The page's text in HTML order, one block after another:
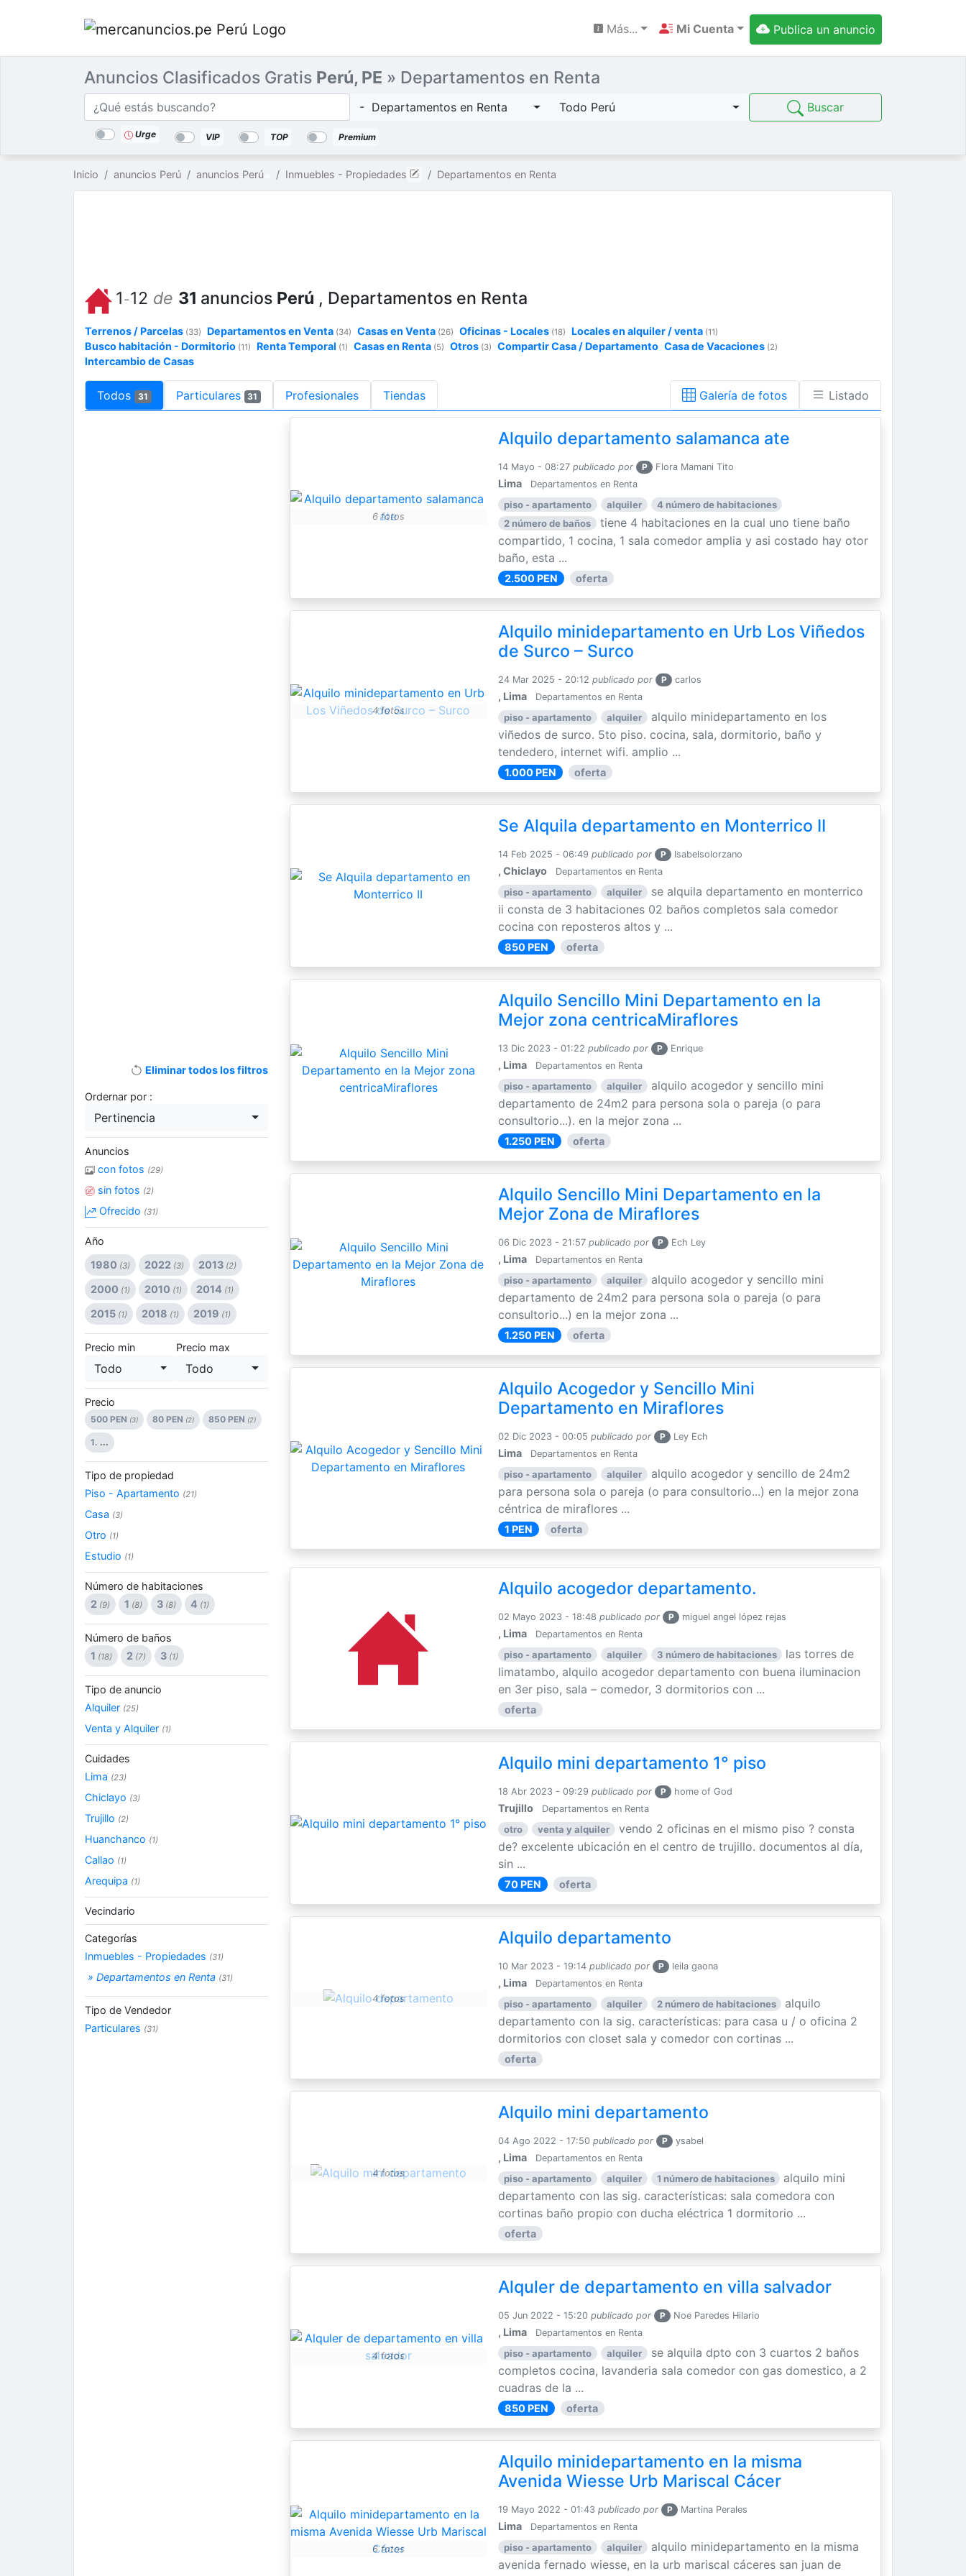
Más... Mi Cuenta Publica un anuncio
Anuncios Clasificados Gratis Perú, PE » Departamentos en Renta
Buscar
Categorías
- Departamentos en Renta
lugar
Todo Perú Buscar
Urge VIP TOP Premium
Inicio anuncios Perú anuncios Perú Inmuebles - Propiedades Departamentos en Renta
1-12 de 31 anuncios Perú , Departamentos en Renta
Terrenos / Parcelas (33) Departamentos en Venta (34) Casas en Venta (26) Oficinas - Locales (18) Locales en alquiler / venta (11)
Busco habitación - Dormitorio (11) Renta Temporal (1) Casas en Renta (5) Otros (3) Compartir Casa / Departamento Casa de Vacaciones (2)
Intercambio de Casas
Todos 31 Particulares 31 Profesionales Tiendas Galería de fotos Listado
6 fotos
Alquilo departamento salamanca ate
14 Mayo - 08:27 publicado por P Flora Mamani Tito
Lima Departamentos en Renta
piso - apartamento alquiler
4 número de habitaciones
2 número de baños
tiene 4 habitaciones en la cual uno tiene baño
compartido, 1 cocina, 1 sala comedor amplia y asi costado hay otor
baño, esta ...
2.500 PEN oferta
4 fotos
Alquilo minidepartamento en Urb Los Viñedos
de Surco – Surco
24 Mar 2025 - 20:12 publicado por P carlos
, Lima Departamentos en Renta
piso - apartamento alquiler
alquilo minidepartamento en los
viñedos de surco. 5to piso. cocina, sala, dormitorio, baño y
tendedero, internet wifi. amplio ...
1.000 PEN oferta
Se Alquila departamento en Monterrico II
14 Feb 2025 - 06:49 publicado por P Isabelsolorzano
, Chiclayo Departamentos en Renta
piso - apartamento alquiler
se alquila departamento en monterrico
ii consta de 3 habitaciones 02 baños completos sala comedor
cocina con reposteros altos y ...
850 PEN oferta
Alquilo Sencillo Mini Departamento en la
Mejor zona centricaMiraflores
13 Dic 2023 - 01:22 publicado por P Enrique
, Lima Departamentos en Renta
piso - apartamento alquiler
alquilo acogedor y sencillo mini
departamento de 24m2 para persona sola o pareja (o para
consultorio...). en la mejor zona ...
1.250 PEN oferta
Alquilo Sencillo Mini Departamento en la
Mejor Zona de Miraflores
06 Dic 2023 - 21:57 publicado por P Ech Ley
, Lima Departamentos en Renta
piso - apartamento alquiler
alquilo acogedor y sencillo mini
departamento de 24m2 para persona sola o pareja (o para
consultorio...) en la mejor zona ...
1.250 PEN oferta
Alquilo Acogedor y Sencillo Mini
Departamento en Miraflores
02 Dic 2023 - 00:05 publicado por P Ley Ech
Lima Departamentos en Renta
piso - apartamento alquiler
alquilo acogedor y sencillo de 24m2
para persona sola o pareja (o para consultorio...) en la mejor zona
céntrica de miraflores ...
1 PEN oferta
Alquilo acogedor departamento.
02 Mayo 2023 - 18:48 publicado por P miguel angel lópez rejas
, Lima Departamentos en Renta
piso - apartamento alquiler 3 número de habitaciones
las torres de
limatambo, alquilo acogedor departamento con buena iluminacion
en 3er piso, sala – comedor, 3 dormitorios con ...
oferta
Alquilo mini departamento 1° piso
18 Abr 2023 - 09:29 publicado por P home of God
Trujillo Departamentos en Renta
otro venta y alquiler
vendo 2 oficinas en el mismo piso ? consta
de? excelente ubicación en el centro de trujillo. documentos al día,
sin ...
70 PEN oferta
4 fotos
Alquilo departamento
10 Mar 2023 - 19:14 publicado por P leila gaona
, Lima Departamentos en Renta
piso - apartamento alquiler 2 número de habitaciones
alquilo
departamento con la sig. características: para casa u / o oficina 2
dormitorios con closet sala y comedor con cortinas ...
oferta
4 fotos
Alquilo mini departamento
04 Ago 2022 - 17:50 publicado por P ysabel
, Lima Departamentos en Renta
piso - apartamento alquiler 1 número de habitaciones
alquilo mini
departamento con las sig. características: sala comedora con
cortinas baño propio con ducha eléctrica 1 dormitorio ...
oferta
4 fotos
Alquler de departamento en villa salvador
05 Jun 2022 - 15:20 publicado por P Noe Paredes Hilario
, Lima Departamentos en Renta
piso - apartamento alquiler
se alquila dpto con 3 cuartos 2 baños
completos cocina, lavanderia sala comedor con gas domestico, a 2
cuadras de la ...
850 PEN oferta
6 fotos
Alquilo minidepartamento en la misma
Avenida Wiesse Urb Mariscal Cácer
19 Mayo 2022 - 01:43 publicado por P Martina Perales
Lima Departamentos en Renta
piso - apartamento alquiler
alquilo minidepartamento en la misma
avenida fernado wiesse, en la urb mariscal cáceres san juan de
Eliminar todos los filtros
Ordernar por :
Pertinencia
Anuncios
con fotos (29)
sin fotos (2)
Ofrecido (31)
Año
1980 (3) 2022 (3) 2013 (2)
2000 (1) 2010 (1) 2014 (1)
2015 (1) 2018 (1) 2019 (1)
Precio min
Todo
Precio max
Todo
Precio
500 PEN (3) 80 PEN (2) 850 PEN (2)
1. ...
Tipo de propiedad
Piso - Apartamento (21)
Casa (3)
Otro (1)
Estudio (1)
Número de habitaciones
2 (9) 1 (8) 3 (8) 4 (1)
Número de baños
1 (18) 2 (7) 3 (1)
Tipo de anuncio
Alquiler (25)
Venta y Alquiler (1)
Cuidades
Lima (23)
Chiclayo (3)
Trujillo (2)
Huanchanco (1)
Callao (1)
Arequipa (1)
Vecindario
Categorías
Inmuebles - Propiedades (31)
» Departamentos en Renta (31)
Tipo de Vendedor
Particulares (31)